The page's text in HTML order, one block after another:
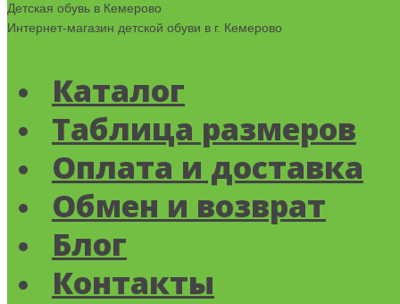
Детская обувь в Кемерово
Интернет-магазин детской обуви в г. Кемерово
Каталог
Таблица размеров
Оплата и доставка
Обмен и возврат
Блог
Контакты